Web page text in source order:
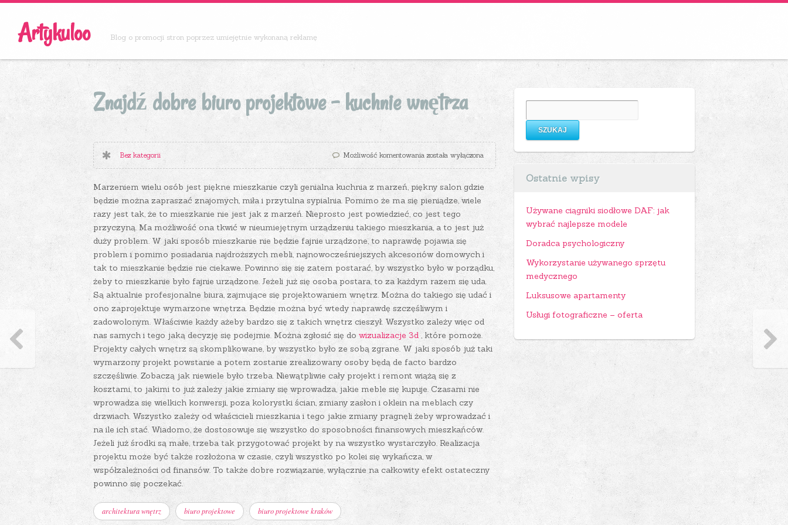
Artykuloo Blog o promocji stron poprzez umiejętnie wykonaną reklamę
Znajdź dobre biuro projektowe – kuchnie wnętrza
Bez kategorii Możliwość komentowaniaZnajdź dobre biuro projektowe – kuchnie wnętrza
została wyłączona
Marzeniem wielu osób jest piękne mieszkanie czyli genialna kuchnia z marzeń, piękny salon gdzie
będzie można zapraszać znajomych, miła i przytulna sypialnia. Pomimo że ma się pieniądze, wiele
razy jest tak, że to mieszkanie nie jest jak z marzeń. Nieprosto jest powiedzieć, co jest tego
przyczyną. Ma możliwość ona tkwić w nieumiejętnym urządzeniu takiego mieszkania, a to jest już
duży problem. W jaki sposób mieszkanie nie będzie fajnie urządzone, to naprawdę pojawia się
problem i pomimo posiadania najdroższych mebli, najnowocześniejszych akcesoriów domowych i
tak to mieszkanie będzie nie ciekawe.Powinno się się zatem postarać, by wszystko było w porządku,
żeby to mieszkanie było fajnie urządzone. Jeżeli już się osoba postara, to za każdym razem się uda.
Są aktualnie profesjonalne biura, zajmujące się projektowaniem wnętrz. Można do takiego się udać i
ono zaprojektuje wymarzone wnętrza. Będzie można być wtedy naprawdę szczęśliwym i
zadowolonym. Właściwie każdy ażeby bardzo się z takich wnętrz cieszył. Wszystko zależy więc od
nas samych i tego jaką decyzję się podejmie. Można zgłosić się do wizualizacje 3d, które pomoże.
Projekty całych wnętrz są skomplikowane, by wszystko było ze sobą zgrane. W jaki sposób już taki
wymarzony projekt powstanie a potem zostanie zrealizowany osoby będą de facto bardzo
szczęśliwie. Zobaczą jak niewiele było trzeba. Niewątpliwie cały projekt i remont wiążą się z
kosztami, to jakimi to już zależy jakie zmiany się wprowadza, jakie meble się kupuje. Czasami nie
wprowadza się wielkich konwersji, poza kolorystki ścian, zmiany zasłon i oklein na meblach czy
drzwiach. Wszystko zależy od właścicieli mieszkania i tego jakie zmiany pragnęli żeby wprowadzać i
na ile ich stać. Wiadomo, że dostosowuje się wszystko do sposobności finansowych mieszkańców.
Jeżeli już środki są małe, trzeba tak przygotować projekt by na wszystko wystarczyło. Realizacja
projektu może być także rozłożona w czasie, czyli wszystko po kolei się wykańcza, w
współzależności od finansów. To także dobre rozwiązanie, wyłącznie na całkowity efekt ostateczny
powinno się poczekać.
architektura wnętrz biuro projektowe biuro projektowe kraków
Ostatnie wpisy
Używane ciągniki siodłowe DAF: jak
wybrać najlepsze modele
Doradca psychologiczny
Wykorzystanie używanego sprzętu
medycznego
Luksusowe apartamenty
Usługi fotograficzne – oferta